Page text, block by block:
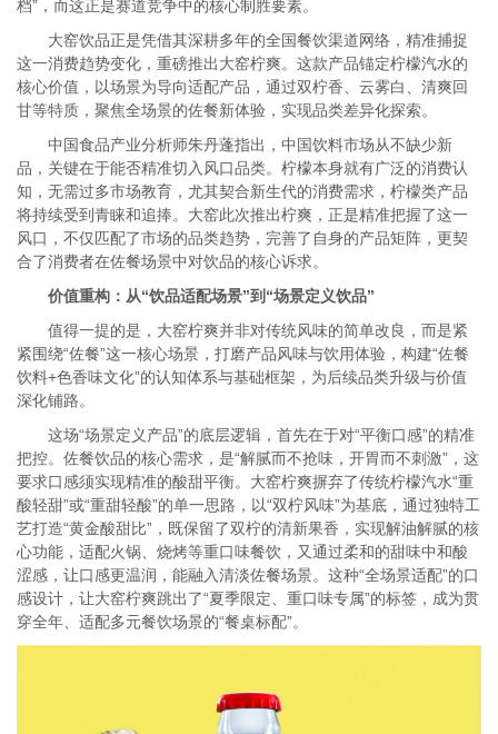
档”，而这正是赛道竞争中的核心制胜要素。
大窑饮品正是凭借其深耕多年的全国餐饮渠道网络，精准捕捉
这一消费趋势变化，重磅推出大窑柠爽。这款产品锚定柠檬汽水的
核心价值，以场景为导向适配产品，通过双柠香、云雾白、清爽回
甘等特质，聚焦全场景的佐餐新体验，实现品类差异化探索。
中国食品产业分析师朱丹蓬指出，中国饮料市场从不缺少新
品，关键在于能否精准切入风口品类。柠檬本身就有广泛的消费认
知，无需过多市场教育，尤其契合新生代的消费需求，柠檬类产品
将持续受到青睐和追捧。大窑此次推出柠爽，正是精准把握了这一
风口，不仅匹配了市场的品类趋势，完善了自身的产品矩阵，更契
合了消费者在佐餐场景中对饮品的核心诉求。
价值重构：从“饮品适配场景”到“场景定义饮品”
值得一提的是，大窑柠爽并非对传统风味的简单改良，而是紧
紧围绕“佐餐”这一核心场景，打磨产品风味与饮用体验，构建“佐餐
饮料+色香味文化”的认知体系与基础框架，为后续品类升级与价值
深化铺路。
这场“场景定义产品”的底层逻辑，首先在于对“平衡口感”的精准
把控。佐餐饮品的核心需求，是“解腻而不抢味，开胃而不刺激”，这
要求口感须实现精准的酸甜平衡。大窑柠爽摒弃了传统柠檬汽水“重
酸轻甜”或“重甜轻酸”的单一思路，以“双柠风味”为基底，通过独特工
艺打造“黄金酸甜比”，既保留了双柠的清新果香，实现解油解腻的核
心功能，适配火锅、烧烤等重口味餐饮，又通过柔和的甜味中和酸
涩感，让口感更温润，能融入清淡佐餐场景。这种“全场景适配”的口
感设计，让大窑柠爽跳出了“夏季限定、重口味专属”的标签，成为贯
穿全年、适配多元餐饮场景的“餐桌标配”。